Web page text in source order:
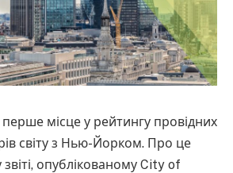
місце у рейтингу провідних
світу з Нью-Йорком. Про це
опублікованому City of